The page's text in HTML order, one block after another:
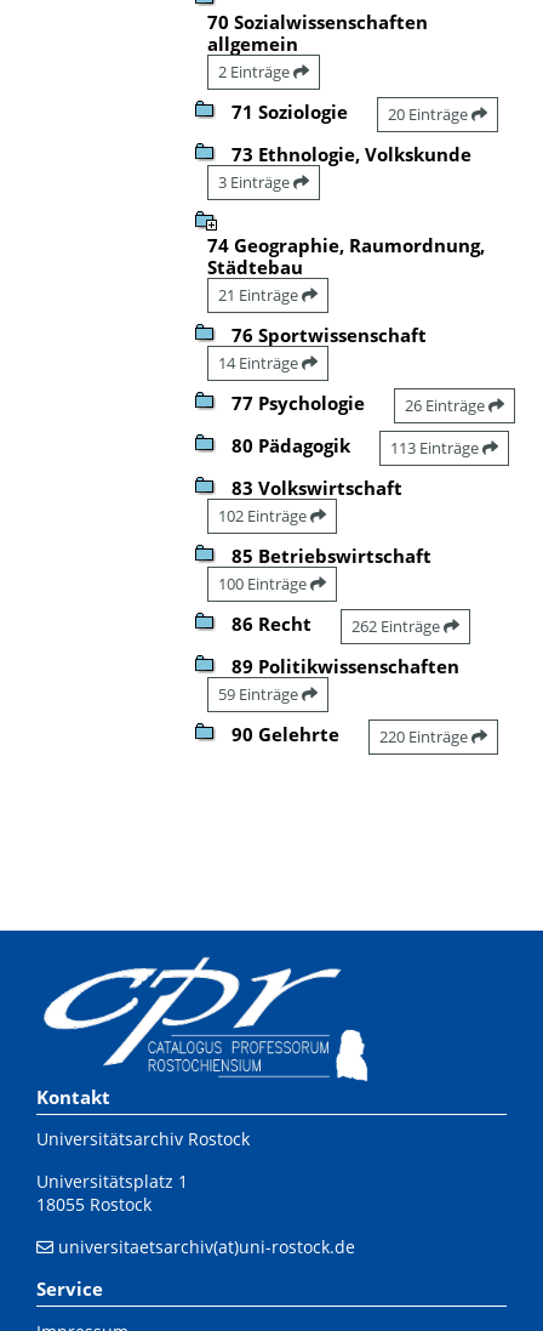
70 Sozialwissenschaften
allgemein
2 Einträge
71 Soziologie 20 Einträge
73 Ethnologie, Volkskunde
3 Einträge
74 Geographie, Raumordnung,
Städtebau
21 Einträge
76 Sportwissenschaft
14 Einträge
77 Psychologie 26 Einträge
80 Pädagogik 113 Einträge
83 Volkswirtschaft
102 Einträge
85 Betriebswirtschaft
100 Einträge
86 Recht 262 Einträge
89 Politikwissenschaften
59 Einträge
90 Gelehrte 220 Einträge
Kontakt
Universitätsarchiv Rostock
Universitätsplatz 1
18055 Rostock
universitaetsarchiv(at)uni-rostock.de
Service